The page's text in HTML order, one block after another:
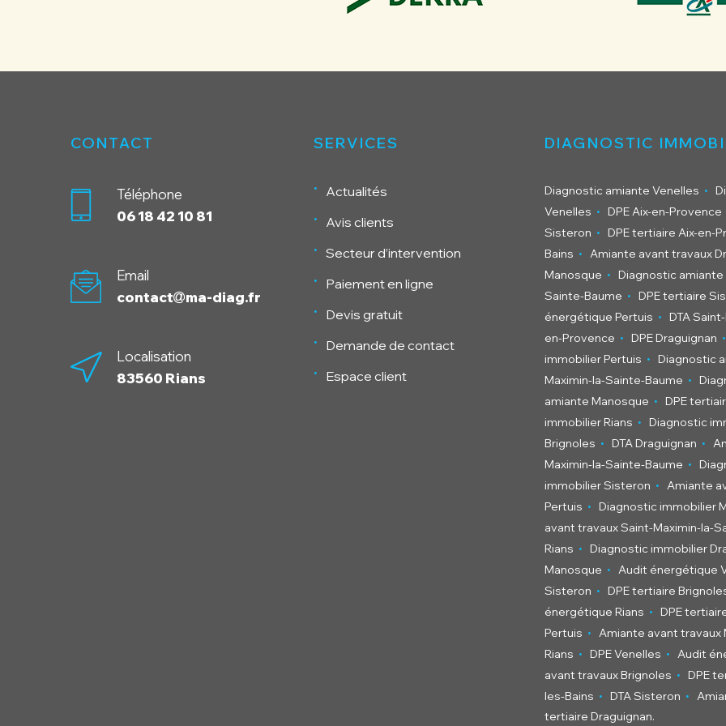
CONTACT
Téléphone
06 18 42 10 81
Email
contact
ma-diag.fr
Localisation
83560 Rians
SERVICES
Actualités
Avis clients
Secteur d’intervention
Paiement en ligne
Devis gratuit
Demande de contact
Espace client
DIAGNOSTIC
Diagnostic amiante Venelles .
Venelles .
DPE Aix-en-Provence
Sisteron .
DPE tertiaire Aix-en-
Bains . Amiante avant travaux
Manosque .
Diagnostic
Sainte-Baume .
DPE tertiaire
énergétique Pertuis .
DTA
en-Provence . DPE Draguignan .
immobilier Pertuis .
Diagnostic
Maximin-la-Sainte-Baume .
amiante Manosque .
DPE
immobilier Rians .
Diagnostic
Brignoles . DTA Draguignan .
Maximin-la-Sainte-Baume .
immobilier Sisteron . Amiante
Pertuis .
Diagnostic immobilier
avant travaux Saint-Maximin-la-
Rians .
Diagnostic immobilier
Manosque . Audit énergétique
Sisteron .
DPE tertiaire
énergétique Rians .
DPE
Pertuis . Amiante avant travaux
Rians . DPE Venelles . Audit
avant travaux Brignoles .
DPE
les-Bains . DTA Sisteron .
tertiaire Draguignan.